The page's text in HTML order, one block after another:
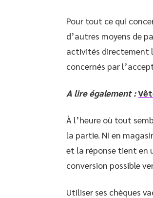
Pour tout ce qui
d’autres moyens de
activités directement
concernés par
A lire également :
À l’heure où tout
la partie. Ni en
et la réponse tient en
conversion possible
Utiliser ses chèques